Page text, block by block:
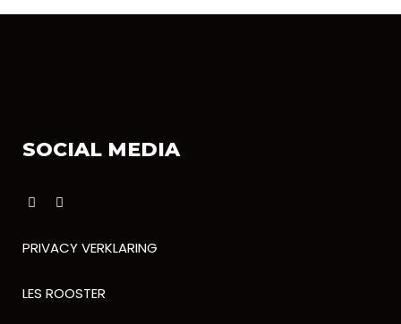
SOCIAL MEDIA
PRIVACY VERKLARING
LES ROOSTER